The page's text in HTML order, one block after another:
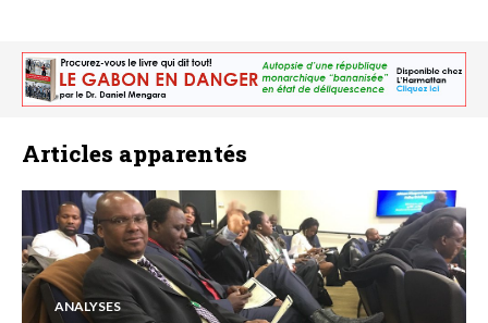
Articles apparentés
ANALYSES